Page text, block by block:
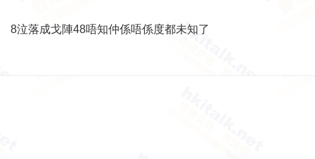
8泣落成戈陣48唔知仲係唔係度都未知了